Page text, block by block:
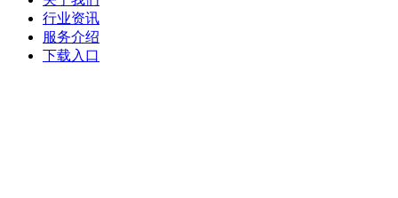
行业资讯
服务介绍
下载入口